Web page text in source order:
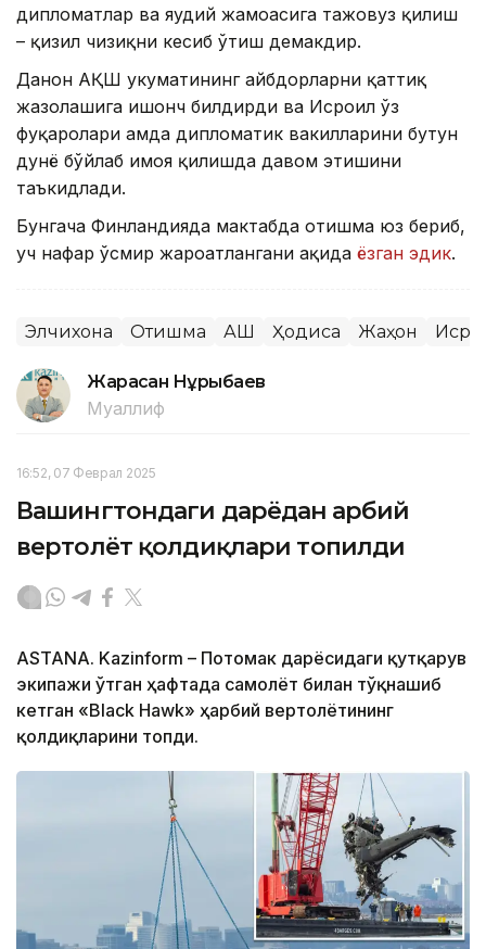
дипломатлар ва яҳудий жамоасига тажовуз қилиш
– қизил чизиқни кесиб ўтиш демакдир.
Данон АҚШ ҳукуматининг айбдорларни қаттиқ
жазолашига ишонч билдирди ва Исроил ўз
фуқаролари ҳамда дипломатик вакилларини бутун
дунё бўйлаб ҳимоя қилишда давом этишини
таъкидлади.
Бунгача Финландияда мактабда отишма юз бериб,
уч нафар ўсмир жароҳатлангани ҳақида ёзган эдик.
Элчихона Отишма АҚШ Ҳодиса Жаҳон
Жарасқан Нұрыбаев
Муаллиф
16:52, 07 Феврал 2025
Вашингтондаги дарёдан ҳарбий
вертолёт қолдиқлари топилди
ASTANA. Kazinform – Потомак дарёсидаги қутқарув
экипажи ўтган ҳафтада самолёт билан тўқнашиб
кетган «Black Hawk» ҳарбий вертолётининг
қолдиқларини топди.